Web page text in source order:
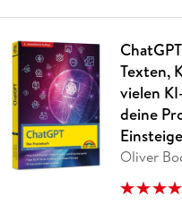
Texten,
vielen
deine
Oliver